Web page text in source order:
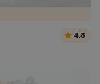
4.8